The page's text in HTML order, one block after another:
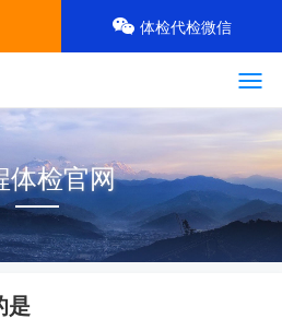
体检官网
是
体检代检微信